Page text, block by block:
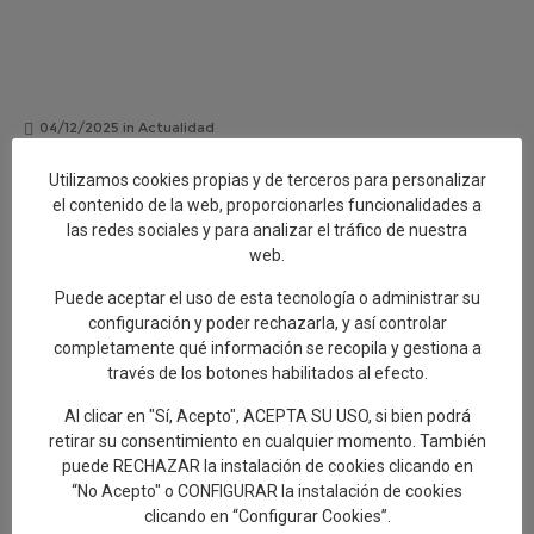
04/12/2025 in Actualidad
La Semana de la UNESCO 2025 se estrena
con una nueva ruta cerámica
La edil de Artesanía y Turismo, Gelen Delgado, ha avanzado la
motivo del sexto aniversario de la declaración de los
ACTUALIDAD
Utilizamos cookies propias y de terceros para personalizar
el contenido de la web, proporcionarles funcionalidades a
las redes sociales y para analizar el tráfico de nuestra
web.
Puede aceptar el uso de esta tecnología o administrar su
configuración y poder rechazarla, y así controlar
completamente qué información se recopila y gestiona a
través de los botones habilitados al efecto.
Al clicar en "Sí, Acepto", ACEPTA SU USO, si bien podrá
retirar su consentimiento en cualquier momento. También
puede RECHAZAR la instalación de cookies clicando en
“No Acepto" o CONFIGURAR la instalación de cookies
clicando en “Configurar Cookies”.